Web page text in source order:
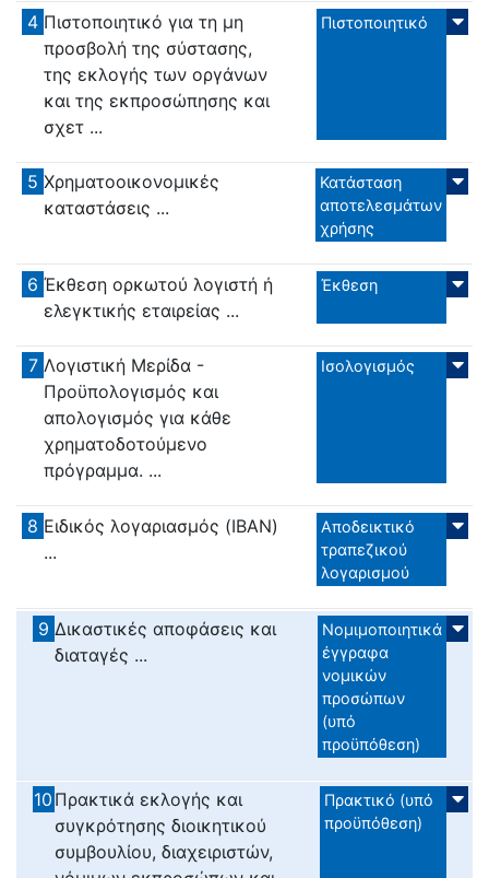
4 Πιστοποιητικό για τη μη
προσβολή της σύστασης,
της εκλογής των οργάνων
και της εκπροσώπησης και
σχετ ...
Πιστοποιητικό
5 Χρηματοοικονομικές
καταστάσεις ...
Κατάσταση
αποτελεσμάτων
χρήσης
6 Έκθεση ορκωτού λογιστή ή
ελεγκτικής εταιρείας ...
Έκθεση
7 Λογιστική Μερίδα -
Προϋπολογισμός και
απολογισμός για κάθε
χρηματοδοτούμενο
πρόγραμμα. ...
Ισολογισμός
8 Ειδικός λογαριασμός (IBAN)
...
Αποδεικτικό
τραπεζικού
λογαρισμού
9 Δικαστικές αποφάσεις και
διαταγές ...
Νομιμοποιητικά
έγγραφα
νομικών
προσώπων
(υπό
προϋπόθεση)
10 Πρακτικά εκλογής και
συγκρότησης διοικητικού
συμβουλίου, διαχειριστών,
Πρακτικό (υπό
προϋπόθεση)